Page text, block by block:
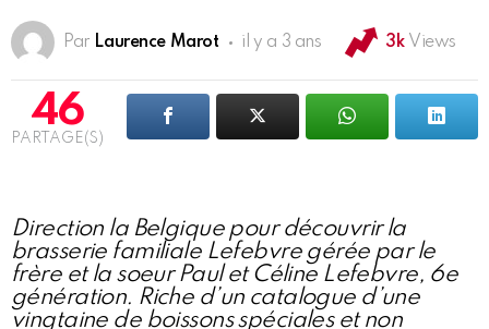
Par Laurence Marot il y a 3 ans 3k Views
46
PARTAGE(S)
Direction la Belgique pour découvrir la
brasserie familiale Lefebvre gérée par le
frère et la soeur Paul et Céline Lefebvre, 6e
génération. Riche d’un catalogue d’une
vingtaine de boissons spéciales et non